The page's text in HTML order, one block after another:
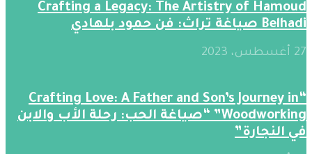
Crafting a Legacy: The Artistry of Hamoud
Belhadi صياغة تراث: فن حمود بلهادي
27 أغسطس، 2023
“Crafting Love: A Father and Son’s Journey in
Woodworking” “صياغة الحب: رحلة الأب والابن
في النجارة”